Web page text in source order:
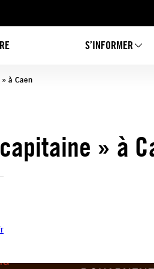
S’INFORMER
à Caen
» à